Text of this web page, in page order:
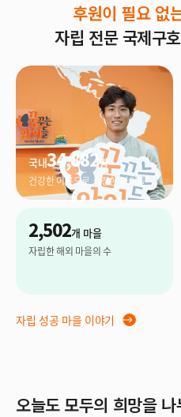
후원이 필요 없
자립 전문 국제구
자립 성공 마을 이야기
2,502개 마을
자립한 해외 마을의 수
국내34,882명
건강한 어른으로 성장한 아이들
오늘도 모두의 희망을